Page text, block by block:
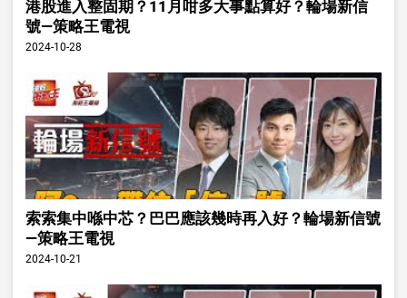
港股進入整固期？11月咁多大事點算好？輪場新信
號—策略王電視
2024-10-28
索索集中喺中芯？巴巴應該幾時再入好？輪場新信號
—策略王電視
2024-10-21